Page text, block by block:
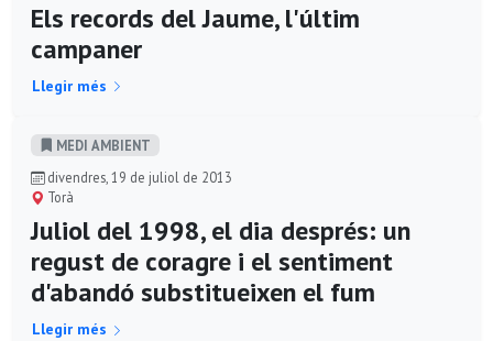
Els records del Jaume, l'últim
campaner
Llegir més
MEDI AMBIENT
divendres, 19 de juliol de 2013
Torà
Juliol del 1998, el dia després: un
regust de coragre i el sentiment
d'abandó substitueixen el fum
Llegir més